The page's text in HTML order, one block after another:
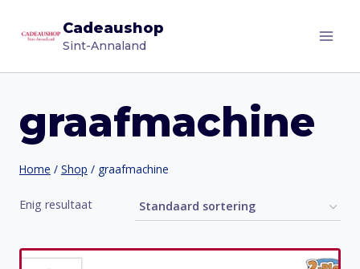
naar
Cadeaushop
Sint-Annaland
graafmachine
Home / Shop / graafmachine
Enig resultaat